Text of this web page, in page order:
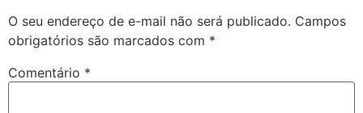
O seu endereço de e-mail não será publicado. Campos
obrigatórios são marcados com *
Comentário *